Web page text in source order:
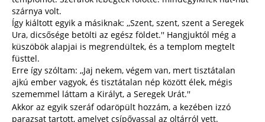
szárnya volt.
Így kiáltott egyik a másiknak: ,,Szent, szent, szent a Seregek
Ura, dicsősége betölti az egész földet.'' Hangjuktól még a
küszöbök alapjai is megrendültek, és a templom megtelt
füsttel.
Erre így szóltam: ,,Jaj nekem, végem van, mert tisztátalan
ajkú ember vagyok, és tisztátalan nép között élek, mégis
szememmel láttam a Királyt, a Seregek Urát.''
Akkor az egyik szeráf odaröpült hozzám, a kezében izzó
parazsat tartott, amelyet csípővassal az oltárról vett.